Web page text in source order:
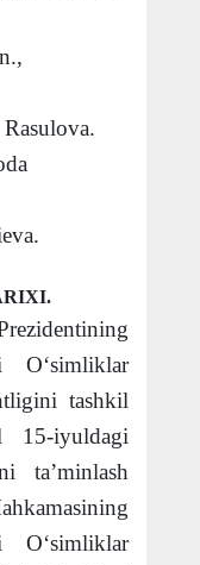
O‘simliklar
tashkil
15-iyuldagi
ta’minlash
O‘simliklar